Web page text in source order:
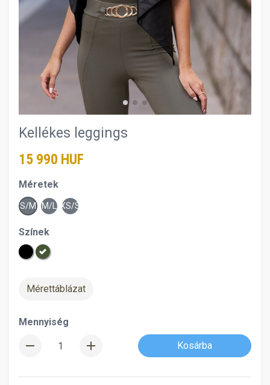
Kellékes leggings
15 990 HUF
Méretek
S/M M/L XS/S
Színek
Mérettáblázat
Mennyiség
remove add Kosárba